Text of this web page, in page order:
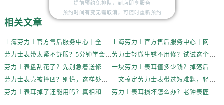
相关文章
上海劳力士官方售后服务中心｜全新维修门店地址及电话权威信息公示（2026年6月最新）
上海劳力士官方售后服务中心｜网点地址与电话权威信息公示（2026年6月最新）
劳力士表带太紧不舒服？5分钟学会自己调节长度
劳力士轻微生锈不用修？试试这个家庭小妙方
劳力士表盘刮花了？先别急着送修，试试这几种方法
一块劳力士表耳值多少钱？掉落后最省钱的解决方式
劳力士表壳被撞凹？别慌，这样处理最稳妥
一文搞定劳力士表带过短难题，轻松佩戴不将就
劳力士表耳掉了还能用吗？真相和解决方案来了
劳力士表耳损坏怎么办？老钟表匠透露关键技巧
提前预约免排队，到店即享服务
预约时间有变无需取消，可随时重新预约